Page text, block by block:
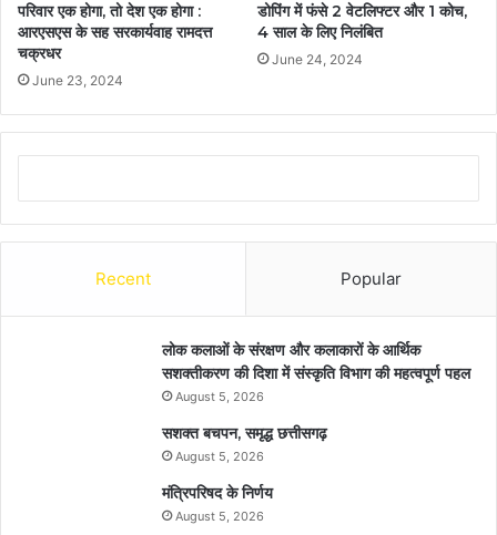
परिवार एक होगा, तो देश एक होगा :
आरएसएस के सह सरकार्यवाह रामदत्त
चक्रधर
June 23, 2024
डोपिंग में फंसे 2 वेटलिफ्टर और 1 कोच,
4 साल के लिए निलंबित
June 24, 2024
Recent Popular
लोक कलाओं के संरक्षण और कलाकारों के आर्थिक
सशक्तीकरण की दिशा में संस्कृति विभाग की महत्वपूर्ण पहल
August 5, 2026
सशक्त बचपन, समृद्ध छत्तीसगढ़
August 5, 2026
मंत्रिपरिषद के निर्णय
August 5, 2026